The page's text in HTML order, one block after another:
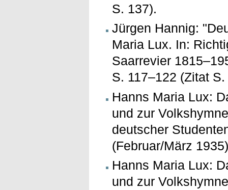
S. 137).
Jürgen Hannig:
Maria Lux. In:
Saarrevier
S. 117–122 (Zitat S.
Hanns Maria Lux:
und zur
deutscher
(Februar/März
Hanns Maria Lux:
und zur